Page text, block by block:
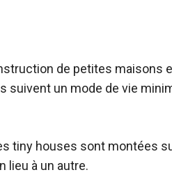
de petites maisons
suivent un mode de vie
tiny houses sont montées
lieu à un autre.